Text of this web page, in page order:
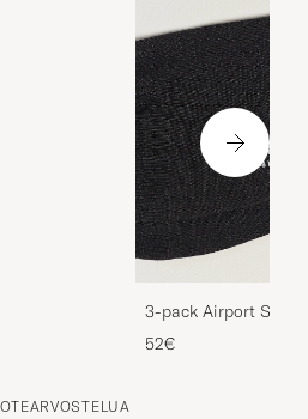
3-pack Airport
Melange
52€